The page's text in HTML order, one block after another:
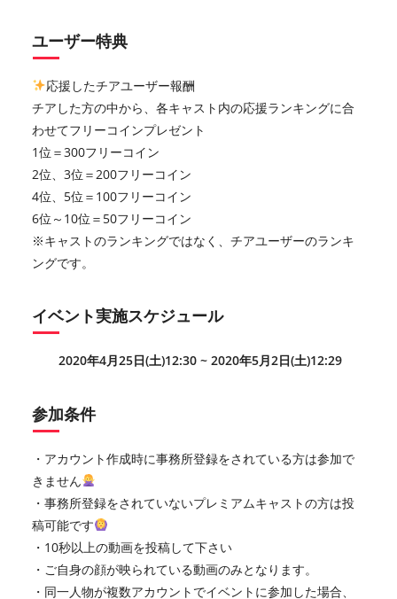
ユーザー特典
応援したチアユーザー報酬
チアした方の中から、各キャスト内の応援ランキングに合
わせてフリーコインプレゼント
1位＝300フリーコイン
2位、3位＝200フリーコイン
4位、5位＝100フリーコイン
6位～10位＝50フリーコイン
※キャストのランキングではなく、チアユーザーのランキ
ングです。
イベント実施スケジュール
2020年4月25日(土)12:30 ~ 2020年5月2日(土)12:29
参加条件
・アカウント作成時に事務所登録をされている方は参加で
きません
・事務所登録をされていないプレミアムキャストの方は投
稿可能です
・10秒以上の動画を投稿して下さい
・ご自身の顔が映られている動画のみとなります。
・同一人物が複数アカウントでイベントに参加した場合、